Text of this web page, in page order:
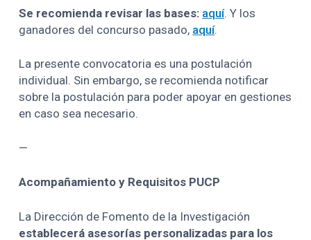
Se recomienda revisar las bases: aquí. Y los
ganadores del concurso pasado, aquí.
La presente convocatoria es una postulación
individual. Sin embargo, se recomienda notificar
sobre la postulación para poder apoyar en gestiones
en caso sea necesario.
—
Acompañamiento y Requisitos PUCP
La Dirección de Fomento de la Investigación
establecerá asesorías personalizadas para los